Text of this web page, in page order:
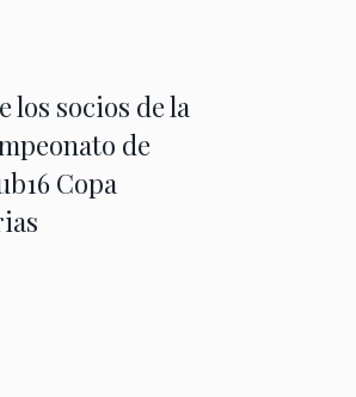
los socios de la
de
Copa